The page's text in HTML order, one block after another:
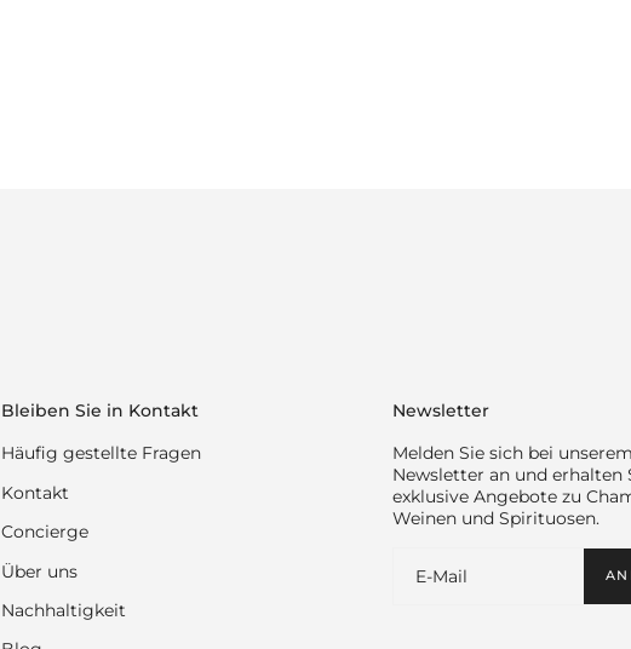
Bleiben Sie in Kontakt
Häufig gestellte Fragen
Kontakt
Concierge
Über uns
Nachhaltigkeit
Newsletter
Melden Sie sich bei unserem
Newsletter an und erhalten
exklusive Angebote zu
Weinen und Spirituosen.